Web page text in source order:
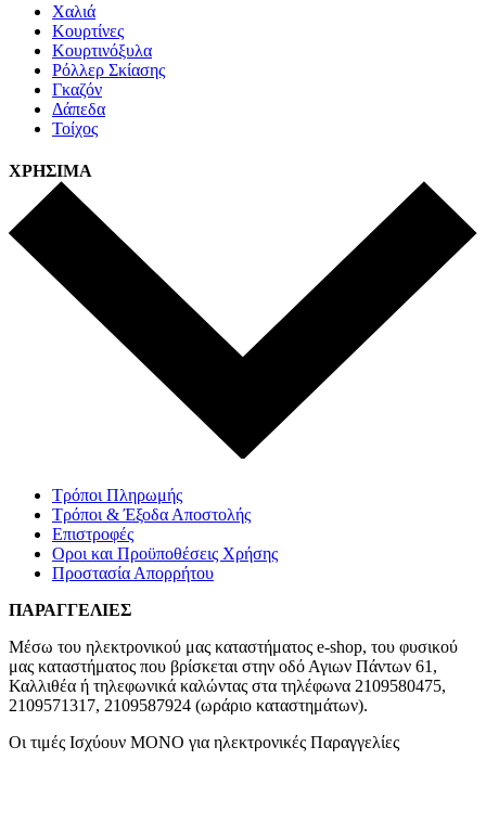
Χαλιά
Κουρτίνες
Κουρτινόξυλα
Ρόλλερ Σκίασης
Γκαζόν
Δάπεδα
Τοίχος
ΧΡΗΣΙΜΑ
Τρόποι Πληρωμής
Τρόποι & Έξοδα Αποστολής
Επιστροφές
Οροι και Προϋποθέσεις Χρήσης
Προστασία Απορρήτου
ΠΑΡΑΓΓΕΛΙΕΣ
Μέσω του ηλεκτρονικού μας καταστήματος e-shop, του φυσικού
μας καταστήματος που βρίσκεται στην οδό Αγιων Πάντων 61,
Καλλιθέα ή τηλεφωνικά καλώντας στα τηλέφωνα 2109580475,
2109571317, 2109587924 (ωράριο καταστημάτων).
Οι τιμές Ισχύουν ΜΟΝΟ για ηλεκτρονικές Παραγγελίες